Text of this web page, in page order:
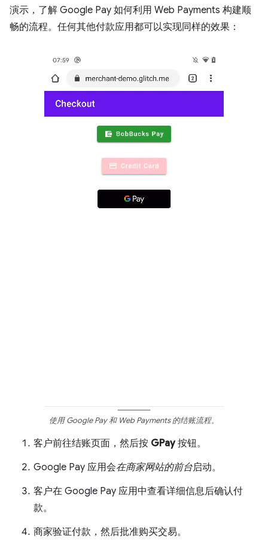
演示，了解 Google Pay 如何利用 Web Payments 构建顺
畅的流程。任何其他付款应用都可以实现同样的效果：
使用 Google Pay 和 Web Payments 的结账流程。
客户前往结账页面，然后按 GPay按钮。
Google Pay 应用会在商家网站的前台启动。
客户在 Google Pay 应用中查看详细信息后确认付
款。
商家验证付款，然后批准购买交易。